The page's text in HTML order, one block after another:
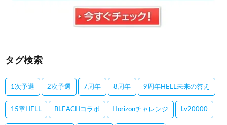
タグ検索
1次予選 2次予選 7周年 8周年 9周年HELL未来の答え
15章HELL BLEACHコラボ Horizonチャレンジ Lv20000